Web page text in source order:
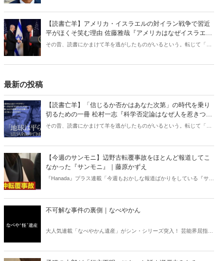
ある。元月刊『Hanada』編集部員のライター・梶原がお送りする時事
書評！
【読書亡羊】アメリカ・イスラエルの対イラン戦争で習近
平がほくそ笑む理由 佐藤雅哉『アメリカはなぜイスラエル
を支援するのか』（名古屋大学出版会）｜梶原麻衣子
その昔、読書にかまけて羊を逃がしたものがいるという。転じて「読
最新の投稿
【読書亡羊】「信じるか否かはあなた次第」の時代を乗り
切るための一冊 松村一志『科学否定論はなぜ人を惹きつけ
るのか』（ちくま新書）｜梶原麻衣子
その昔、読書にかまけて羊を逃がしたものがいるという。転じて「読
ある。元月刊『Hanada』編集部員のライター・梶原がお送りする時事
書評！
【今週のサンモニ】辺野古転覆事故をほとんど報道してこ
なかった『サンモニ』｜藤原かずえ
『Hanada』プラス連載「今週もおかしな報道ばかりをしている『サン
不可解な事件の裏側｜なべやかん
大人気連載「なべやかん遺産」がシン・シリーズ突入！ 芸能界屈指の
信じるか信じないかは、あなた次第！ 芸能ニュース